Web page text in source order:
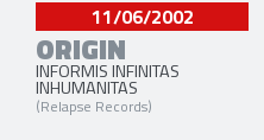
11/06/2002
ORIGIN
INFORMIS INFINITAS
INHUMANITAS
(Relapse Records)